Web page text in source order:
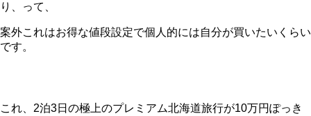
り、って、
案外これはお得な値段設定で個人的には自分が買いたいくらい
です。
これ、2泊3日の極上のプレミアム北海道旅行が10万円ぽっき